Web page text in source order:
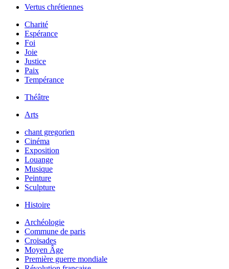
Vertus chrétiennes
Charité
Espérance
Foi
Joie
Justice
Paix
Tempérance
Théâtre
Arts
chant gregorien
Cinéma
Exposition
Louange
Musique
Peinture
Sculpture
Histoire
Archéologie
Commune de paris
Croisades
Moyen Âge
Première guerre mondiale